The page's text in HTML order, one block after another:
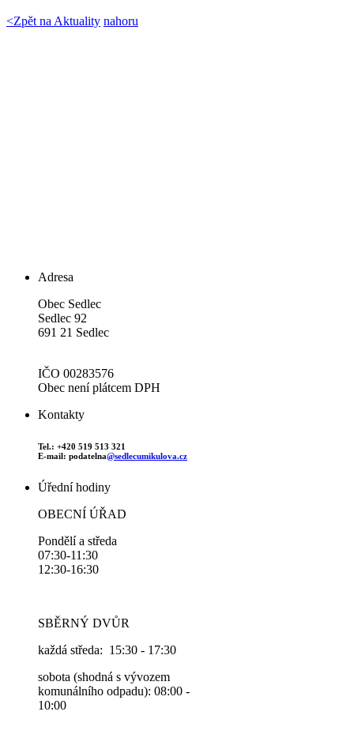
<Zpět na Aktuality nahoru
Adresa
Obec Sedlec
Sedlec 92
691 21 Sedlec
IČO 00283576
Obec není plátcem DPH
Kontakty
Tel.: +420 519 513 321
E-mail: podatelna@sedlecumikulova.cz
Úřední hodiny
OBECNÍ ÚŘAD
Pondělí a středa
07:30-11:30
12:30-16:30
SBĚRNÝ DVŮR
každá středa: 15:30 - 17:30
sobota (shodná s vývozem
komunálního odpadu): 08:00 -
10:00